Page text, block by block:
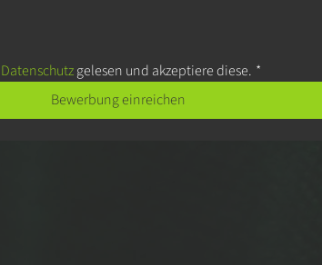
Datenschutz gelesen und akzeptiere diese. *
Bewerbung einreichen